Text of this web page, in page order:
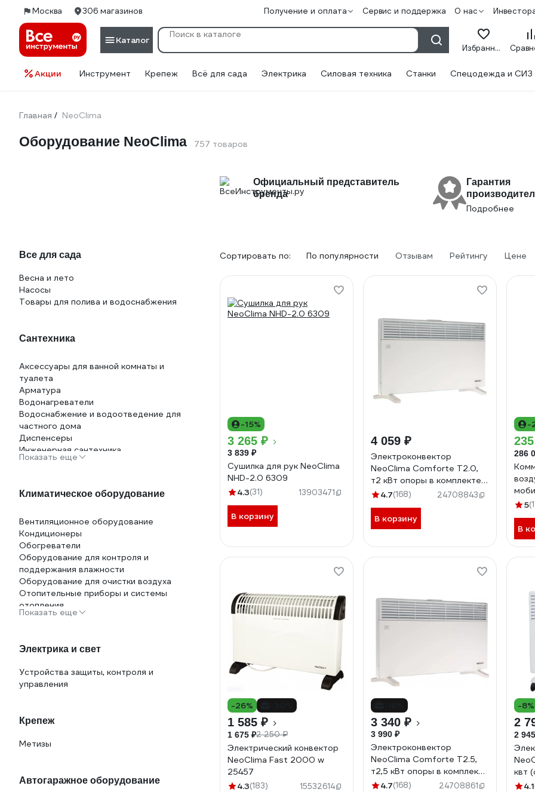
Москва 306 магазинов Получение и оплата Сервис и поддержка О нас
Каталог
Избранное
Акции Инструмент Крепеж Всё для сада Электрика Силовая техника Станки Спецодежда и СИЗ
Главная / NeoClima
Оборудование NeoClima 757 товаров
Официальный представитель
бренда
Гарантия
Подробнее
Все для сада
Весна и лето
Насосы
Товары для полива и водоснабжения
Сантехника
Аксессуары для ванной комнаты и
туалета
Арматура
Водонагреватели
Водоснабжение и водоотведение для
частного дома
Диспенсеры
Инженерная сантехника
Комплектующие и расходные
Радиаторы отопления
Сантехника для кухни
Смесители
Товары для ванной комнаты и туалета
Умывальная зона
Фены настенные
Показать еще
Климатическое оборудование
Вентиляционное оборудование
Кондиционеры
Обогреватели
Оборудование для контроля и
поддержания влажности
Оборудование для очистки воздуха
Отопительные приборы и системы
отопления
Системы контроля температуры
Показать еще
Электрика и свет
Устройства защиты, контроля и
управления
Крепеж
Метизы
Автогаражное оборудование
Сортировать по: По популярности Отзывам Рейтингу Цене
-15%
3 265 ₽
3 839 ₽
Сушилка для рук NeoClima
NHD-2.0 6309
4.3(31) 13903471
В корзину
4 059 ₽
Электроконвектор
NeoClima Comforte T2.0,
т2 кВт опоры в комплекте
52389
4.7(168) 24708843
В корзину
-
286
5
В
-26%
1 585 ₽
1 675 ₽2 250 ₽
Электрический конвектор
NeoClima Fast 2000 w
25457
4.3(183) 15532614
3 340 ₽
3 990 ₽
Электроконвектор
NeoClima Comforte T2.5,
т2,5 кВт опоры в комплекте
52391
4.7(168) 24708861
-8%
2
2
квт
4.1